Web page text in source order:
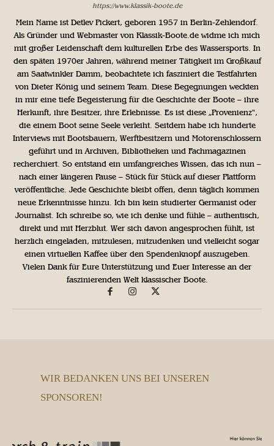
https://www.klassik-boote.de
Mein Name ist Detlev Pickert, geboren 1957 in Berlin-Zehlendorf.
Als Gründer und Webmaster von Klassik-Boote.de widme ich mich
mit großer Leidenschaft dem kulturellen Erbe des Wassersports. In
den späten 1970er Jahren, während meiner Tätigkeit im Großkauf
am Saatwinkler Damm, beobachtete ich fasziniert die Testfahrten
von Dieter König und seinem Team. Diese Begegnungen weckten
in mir eine tiefe Begeisterung für die Geschichte der Boote – ihre
Herkunft, ihre Besitzer, ihre Erlebnisse. Es ist diese „Provenienz“,
die einem Boot seine Seele verleiht. Seitdem habe ich hunderte
Interviews mit Bootsbauern, Werftbesitzern und Motorenschlossern
geführt und in Archiven, Bibliotheken und Fachmagazinen
recherchiert. So entstand ein umfangreiches Wissen, das ich nun –
nach einer längeren Pause – Stück für Stück auf dieser Plattform
veröffentliche. Jede Geschichte bleibt offen, denn täglich kommen
neue Erkenntnisse hinzu. Ich bin kein studierter Germanist oder
Journalist. Ich schreibe so, wie ich denke und fühle – authentisch,
direkt und mit Herzblut. Wer sich davon angesprochen fühlt, ist
herzlich eingeladen, mitzulesen, mitzudenken und vielleicht sogar
einen virtuellen Kaffee über den Spendenknopf auszugeben.
Vielen Dank für Eure Unterstützung und Euer Interesse an der
faszinierenden Welt klassischer Boote.
WIR BEDANKEN UNS BEI UNSEREN
SPONSOREN!